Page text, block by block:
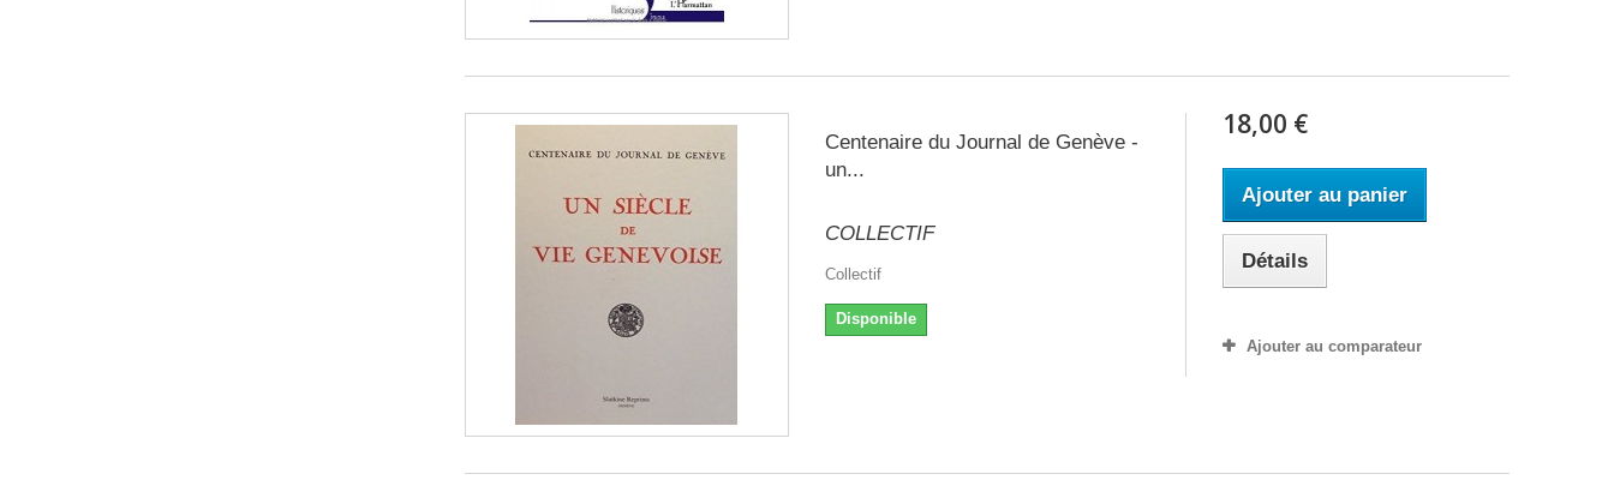
Centenaire du Journal de Genève -
un...
COLLECTIF
Collectif
Disponible
18,00 €
Ajouter au panier
Détails
Ajouter au comparateur